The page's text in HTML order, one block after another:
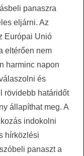
panaszra
eljárni. Az
Európai Unió
eltérően nem
harminc napon
és
rövidebb határidőt
állapíthat meg. A
indokolni
hírközlési
panaszt a